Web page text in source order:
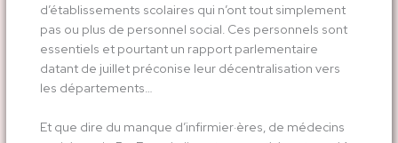
d’établissements scolaires qui n’ont tout simplement
pas ou plus de personnel social. Ces personnels sont
essentiels et pourtant un rapport parlementaire
datant de juillet préconise leur décentralisation vers
les départements…
Et que dire du manque d’infirmier·ères, de médecins